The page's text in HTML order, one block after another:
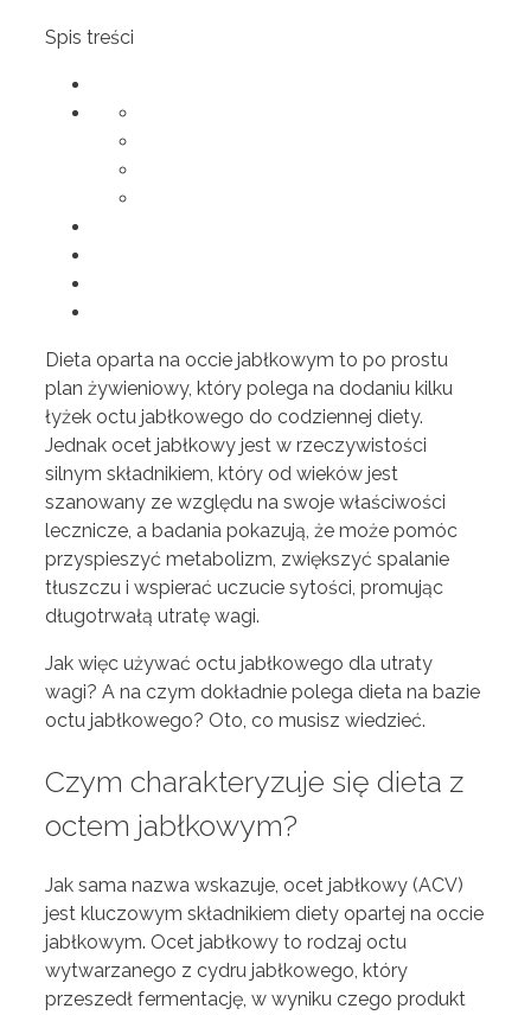
Spis treści
Dieta oparta na occie jabłkowym to po prostu
plan żywieniowy, który polega na dodaniu kilku
łyżek octu jabłkowego do codziennej diety.
Jednak ocet jabłkowy jest w rzeczywistości
silnym składnikiem, który od wieków jest
szanowany ze względu na swoje właściwości
lecznicze, a badania pokazują, że może pomóc
przyspieszyć metabolizm, zwiększyć spalanie
tłuszczu i wspierać uczucie sytości, promując
długotrwałą utratę wagi.
Jak więc używać octu jabłkowego dla utraty
wagi? A na czym dokładnie polega dieta na bazie
octu jabłkowego? Oto, co musisz wiedzieć.
Czym charakteryzuje się dieta z
octem jabłkowym?
Jak sama nazwa wskazuje, ocet jabłkowy (ACV)
jest kluczowym składnikiem diety opartej na occie
jabłkowym. Ocet jabłkowy to rodzaj octu
wytwarzanego z cydru jabłkowego, który
przeszedł fermentację, w wyniku czego produkt